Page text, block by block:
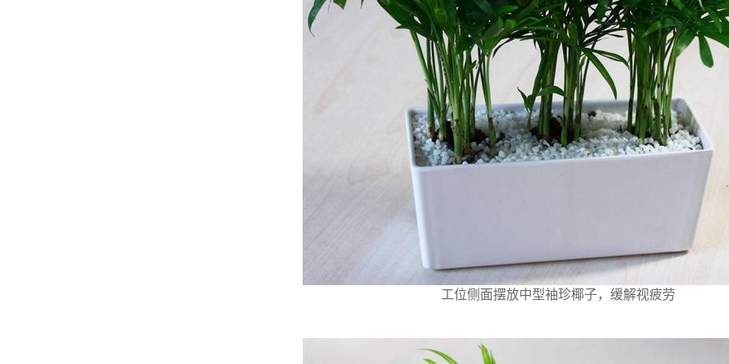
工位侧面摆放中型袖珍椰子，缓解视疲劳